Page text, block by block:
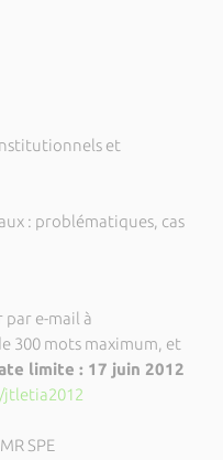
et
: problématiques, cas
par e-mail à
300 mots maximum, et
limite : 17 juin 2012
SPE